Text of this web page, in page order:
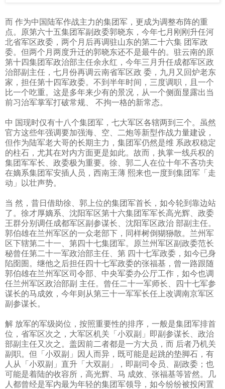
而 作为中国陆军作战主力的集团军，更成为调整布阵的重
点。原第六十五集团军副政委郭晓东，今年七月刚刚升任河
北省军区政委，两个月后再调驻山东的第二十六集 团军政
委。但两个月两度升迁的郭晓东还不是最牛的。驻云南的原
第十四集团军政治部主任余永红，今年三月升任成都军区政
治部副主任，七月份再调云南省军区政 委，九月又回炉老东
家，担任第十四军政委。不到半年时间，三度调职，且一个
比一个吃重。这是多年来少有的景况，从一个侧面显露出当
前习治军掌军打破常规、 不拘一格的新常态。
中 国现时仅有十八个集团军，七大军区各辖两到三个。虽然
官方这些年强调要加强海、空、二炮等新型作战力量建设，
但作为陆军老大哥的长期主力，集团军仍然是维 系政权稳定
的柱石，尤其在对内方面更是如此。故而，执掌一线兵权的
集团军军长、政委极为重要。徐、郭二人在位十年不吝功夫
在嫡系集团军安插人员，西南王薄 熙来也一度到集团军「走
动」以壮声势。
当 然，昔日借助徐、郭上位的集团军首长，如今轮到靠边站
了。徐才厚嫡系、沈阳军区第十六集团军军长高光辉、政委
王群分别调任成都军区副参谋长、沈阳军区政治 部副主任。
郭伯雄在兰州军区的一众老部下，同样树倒猢狲散。兰州军
区下辖第二十一、第四十七集团军。原兰州军区副政委范长
秘曾任第二十一军政治部主任、第 四十七军政委，如今已身
陷囹圄。继他之后担任四十七军政委的张福基，曾一路跟随
郭伯雄在兰州军区司令部、中央军委办公厅工作，如今也调
任兰州军区政治部副 主任。曾任二十一军师长、四十七军参
谋长的马成效，今年则从第三十一军军长任上改调南京军区
副参谋长。
解 放军的军级岗位，按照重要性的排序，一般是集团军排首
位，省军区次之，大军区机关「小双副」即副参谋长、政治
部副主任又次之。盖因前二者都是一方大员，而 后者乃机关
副职。但「小双副」因人而异，既可能是起跳的垫脚石，有
人从「小双副」直升「大双副」，即副司令员、副政委；也
可能是着陆的收容所，高光辉、马 成效、张福基等皆然。几
人都曾经是军内最为年轻的集团军领导，如今纷纷被投闲置